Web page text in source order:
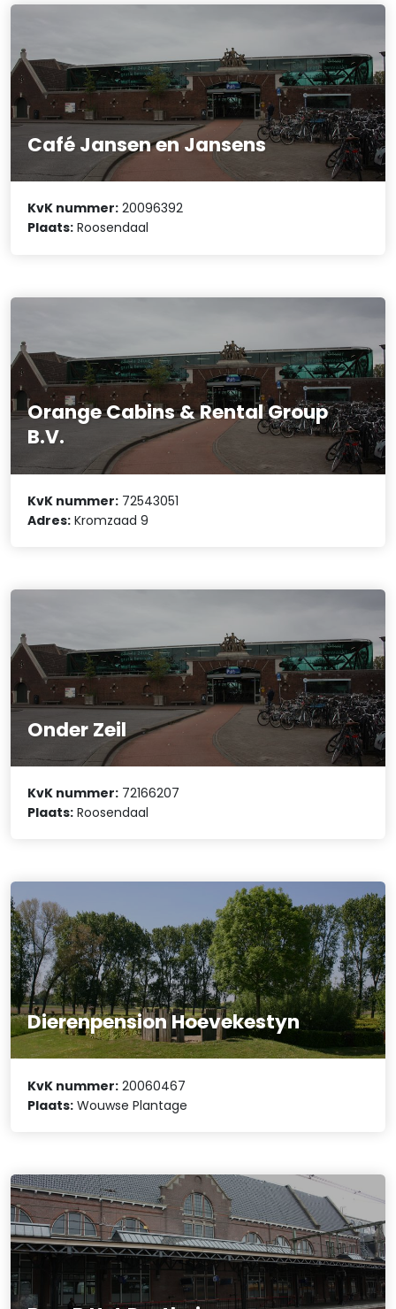
Café Jansen en Jansens
KvK nummer: 20096392
Plaats: Roosendaal
Orange Cabins & Rental Group
B.V.
KvK nummer: 72543051
Adres: Kromzaad 9
Onder Zeil
KvK nummer: 72166207
Plaats: Roosendaal
Dierenpension Hoevekestyn
KvK nummer: 20060467
Plaats: Wouwse Plantage